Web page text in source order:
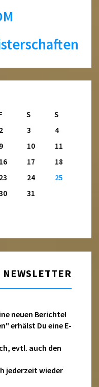
S
S
2 3
4
9 10
11
16 17
18
23 24
25
31
neuen Berichte!
erhälst Du eine E-
evtl. auch den
jederzeit wieder